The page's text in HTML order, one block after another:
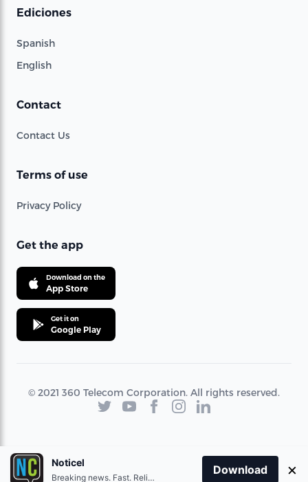
Ediciones
Spanish
English
Contact
Contact Us
Terms of use
Privacy Policy
Get the app
Download on the
App Store
Get it on
Google Play
© 2021 360 Telecom Corporation. All rights reserved.
Noticel
Breaking news. Fast. Reliable.
Download ×